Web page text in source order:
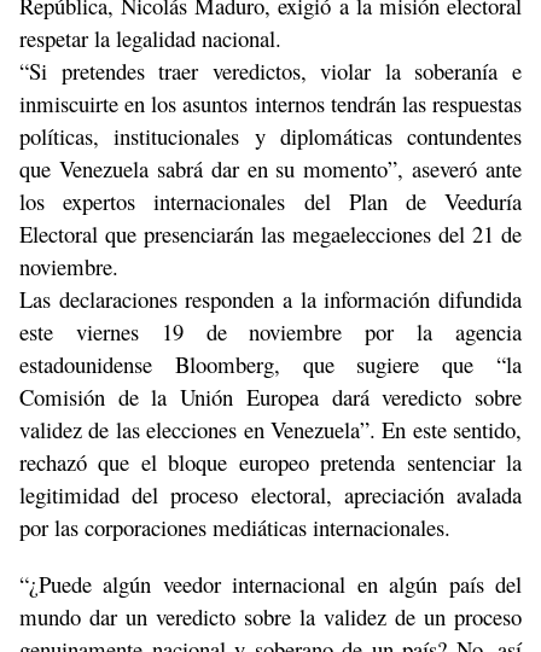
respetar la legalidad nacional.
“Si pretendes traer veredictos, violar la soberanía e
inmiscuirte en los asuntos internos tendrán las respuestas
políticas, institucionales y diplomáticas contundentes
que Venezuela sabrá dar en su momento”, aseveró ante
los expertos internacionales del Plan de Veeduría
Electoral que presenciarán las megaelecciones del 21 de
noviembre.
Las declaraciones responden a la información difundida
este viernes 19 de noviembre por la agencia
estadounidense Bloomberg, que sugiere que “la
Comisión de la Unión Europea dará veredicto sobre
validez de las elecciones en Venezuela”. En este sentido,
rechazó que el bloque europeo pretenda sentenciar la
legitimidad del proceso electoral, apreciación avalada
por las corporaciones mediáticas internacionales.
“¿Puede algún veedor internacional en algún país del
mundo dar un veredicto sobre la validez de un proceso